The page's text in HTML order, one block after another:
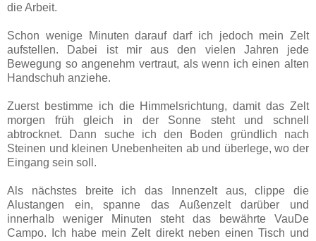
die Arbeit.
Schon wenige Minuten darauf darf ich jedoch mein Zelt
aufstellen. Dabei ist mir aus den vielen Jahren jede
Bewegung so angenehm vertraut, als wenn ich einen alten
Handschuh anziehe.
Zuerst bestimme ich die Himmelsrichtung, damit das Zelt
morgen früh gleich in der Sonne steht und schnell
abtrocknet. Dann suche ich den Boden gründlich nach
Steinen und kleinen Unebenheiten ab und überlege, wo der
Eingang sein soll.
Als nächstes breite ich das Innenzelt aus, clippe die
Alustangen ein, spanne das Außen­zelt darüber und
innerhalb weniger Minuten steht das bewährte VauDe
Campo. Ich habe mein Zelt direkt neben einen Tisch und